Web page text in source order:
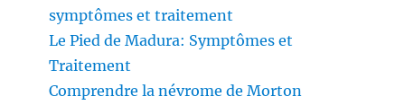
symptômes et traitement
Le Pied de Madura: Symptômes et
Traitement
Comprendre la névrome de Morton